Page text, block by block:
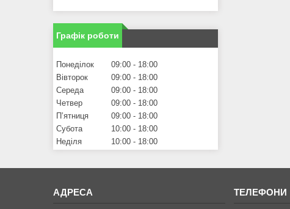
Графік роботи
Понеділок 09:00
18:00
Вівторок
09:00
18:00
Середа
09:00
18:00
Четвер
09:00
18:00
Пʼятниця
09:00
18:00
Субота
10:00
18:00
Неділя
10:00 18:00